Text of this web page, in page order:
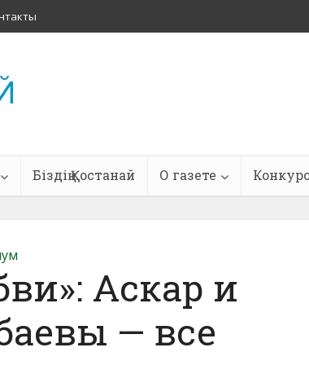
Біздің Қостанай О газете
Аскар и
— все